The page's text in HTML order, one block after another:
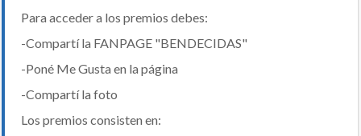
Para acceder a los premios debes:
-Compartí la FANPAGE "BENDECIDAS"
-Poné Me Gusta en la página
-Compartí la foto
Los premios consisten en: